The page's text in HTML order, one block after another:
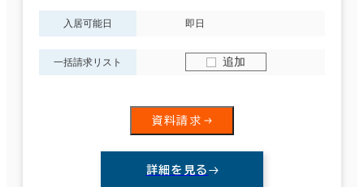
入居可能日 即日
一括請求リスト 追加
資料請求
詳細を見る